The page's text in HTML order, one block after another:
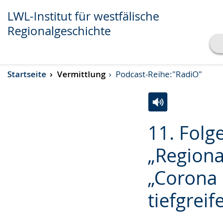
Transkript anzeigen
Abspielen
Pausieren
LWL-Institut für westfälische
Regionalgeschichte
Startseite Vermittlung Podcast-Reihe:"RadiO"
11.
Leichten
Sprache
wechseln.
Audio-
Unterstützung.
Video
Deutscher
Gebärdensprache
wird
angezeigt.